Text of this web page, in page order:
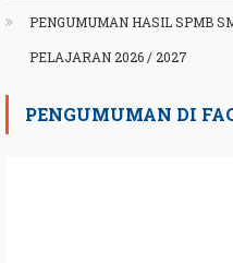
PENGUMUMAN HASIL SPMB
PELAJARAN 2026 / 2027
PENGUMUMAN DI